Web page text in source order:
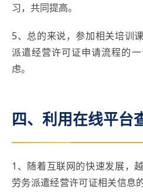
习，共同提高。
5、总的来说，参加相关培训
派遣经营许可证申请流程的
虑。
四、利用在线平台
1、随着互联网的快速发展，
劳务派遣经营许可证相关信息